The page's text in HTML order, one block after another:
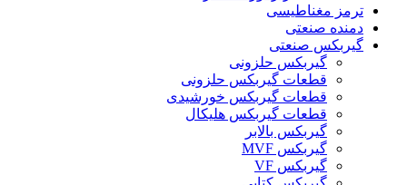
ترمز مغناطیسی
دمنده صنعتی
گیربکس صنعتی
گیربکس حلزونی
قطعات گيربکس حلزونی
قطعات گيربکس خورشيدی
قطعات گیربکس هلیکال
گيربکس بالابر
گیربکس MVF
گیربکس VF